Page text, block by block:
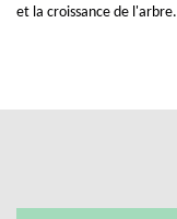
et la croissance de l'arbre.